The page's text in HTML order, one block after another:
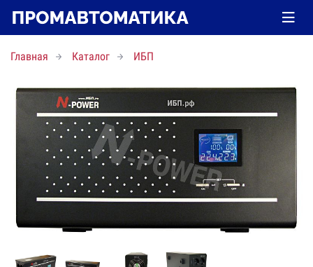
Главная Каталог ИБП